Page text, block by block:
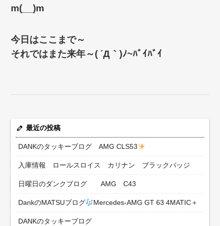
m(__)m
今日はここまで～
それではまた来年～( ´Д｀)ﾉ~ﾊﾞｲﾊﾞｲ
最近の投稿
DANKのタッキーブログ AMG CLS53
入庫情報 ロールスロイス カリナン ブラックバッジ
日曜日のダンクブログ AMG C43
DankのMATSUブログ Mercedes-AMG GT 63 4MATIC＋
DANKのタッキーブログ